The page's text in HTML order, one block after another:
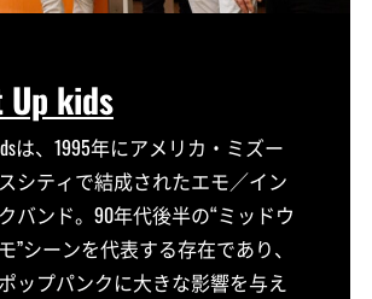
Up kids
は、1995年にアメリカ・ミズー
シティで結成されたエモ／イン
バンド。90年代後半の“ミッドウ
”シーンを代表する存在であり、
ップパンクに大きな影響を与え